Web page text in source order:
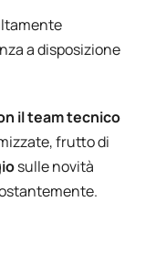
a disposizione
il team tecnico
frutto di
sulle novità